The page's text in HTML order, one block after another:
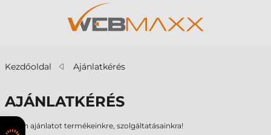
Kezdőoldal Ajánlatkérés
AJÁNLATKÉRÉS
Kérjen ajánlatot termékeinkre, szolgáltatásainkra!